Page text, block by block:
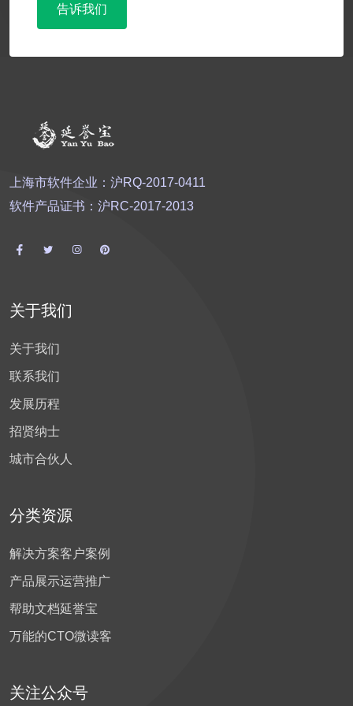
告诉我们
上海市软件企业：沪RQ-2017-0411
软件产品证书：沪RC-2017-2013
关于我们
关于我们
联系我们
发展历程
招贤纳士
城市合伙人
分类资源
解决方案客户案例
产品展示运营推广
帮助文档延誉宝
万能的CTO微读客
关注公众号